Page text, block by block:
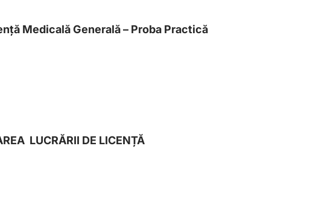
Medicală Generală – Proba Practică
LUCRĂRII DE LICENȚĂ